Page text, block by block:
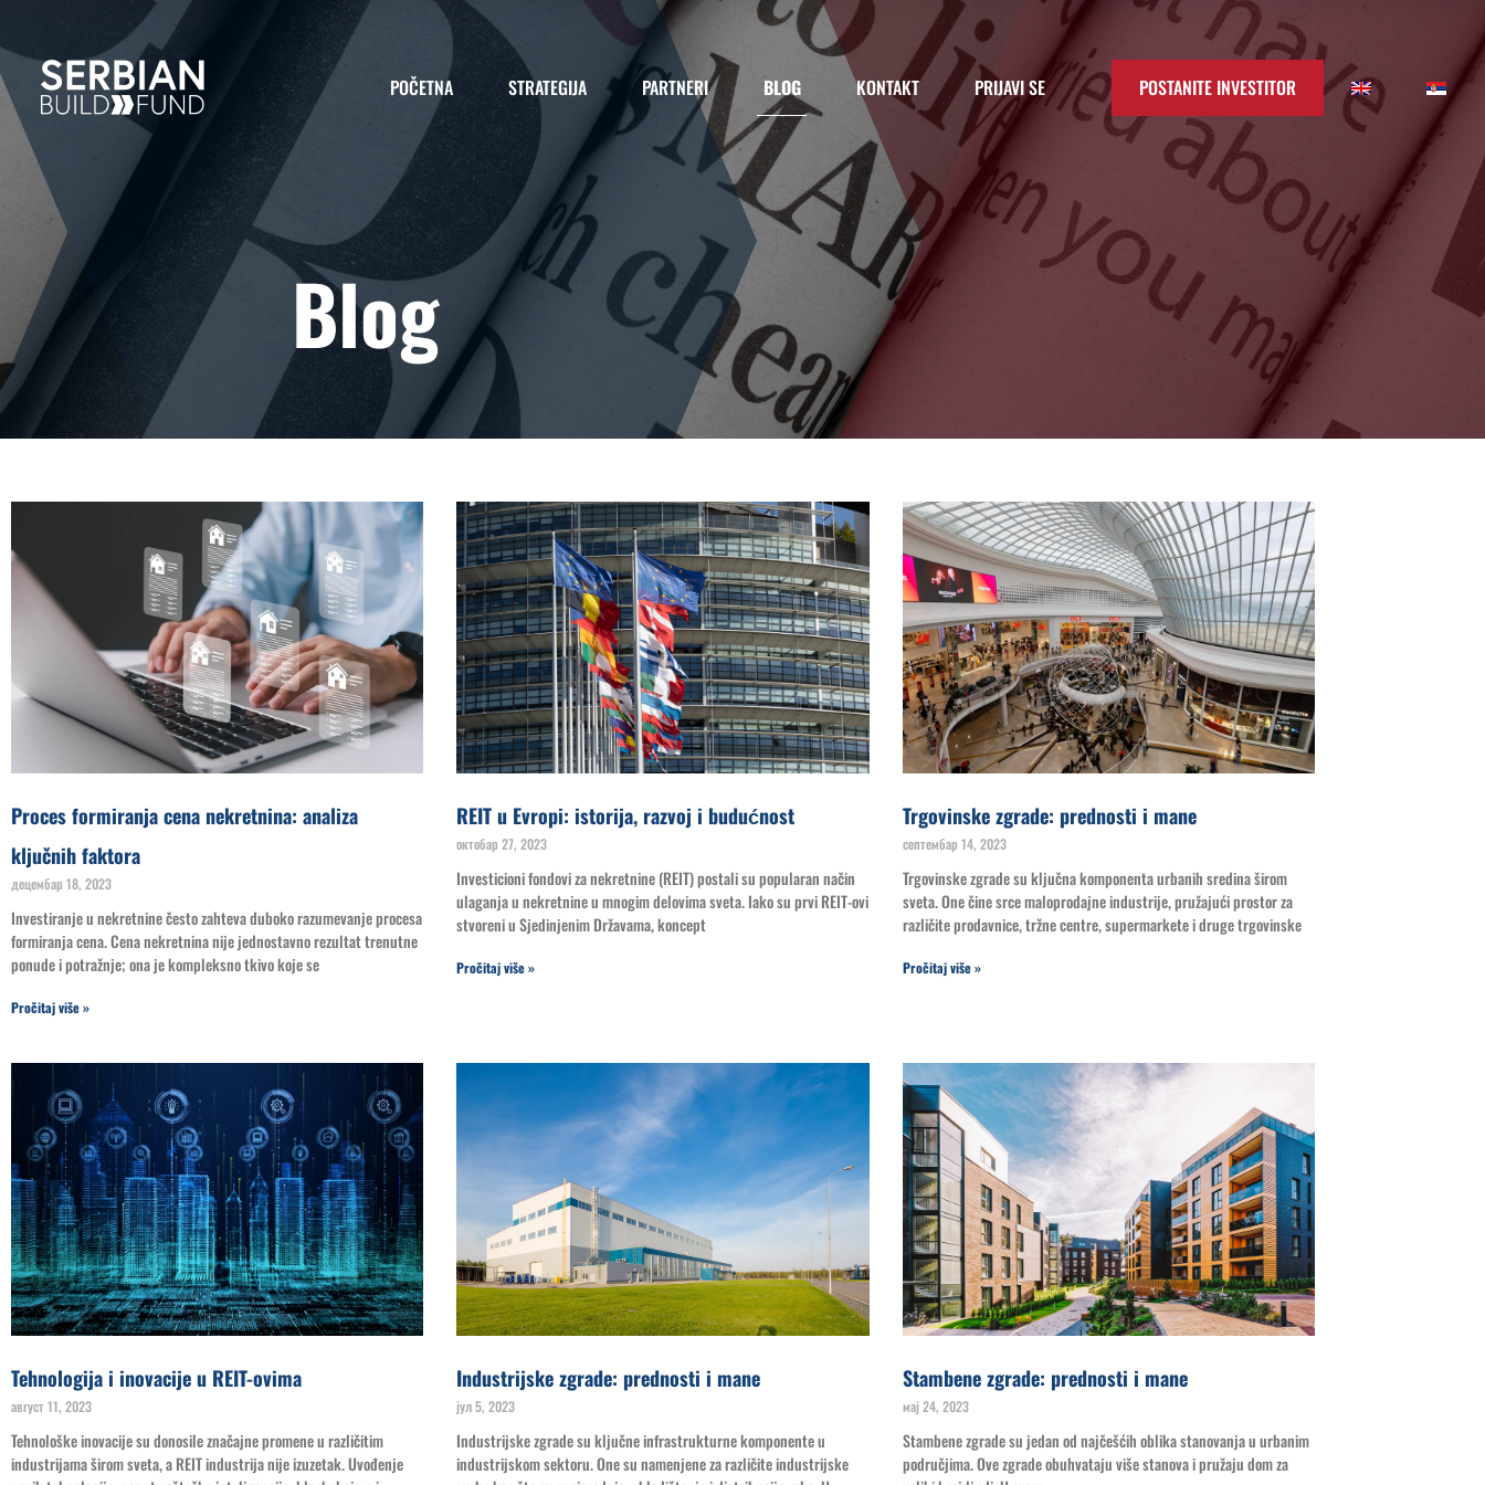
POČETNA STRATEGIJA PARTNERI BLOG KONTAKT PRIJAVI SE POSTANITE INVESTITOR
Blog
Proces formiranja cena nekretnina: analiza
ključnih faktora
децембар 18, 2023
Investiranje u nekretnine često zahteva duboko razumevanje procesa
formiranja cena. Cena nekretnina nije jednostavno rezultat trenutne
ponude i potražnje; ona je kompleksno tkivo koje se
Pročitaj više »
REIT u Evropi: istorija, razvoj i budućnost
октобар 27, 2023
Investicioni fondovi za nekretnine (REIT) postali su popularan način
ulaganja u nekretnine u mnogim delovima sveta. Iako su prvi REIT-ovi
stvoreni u Sjedinjenim Državama, koncept
Pročitaj više »
Trgovinske zgrade: prednosti i mane
септембар 14, 2023
Trgovinske zgrade su ključna komponenta urbanih sredina širom
sveta. One čine srce maloprodajne industrije, pružajući prostor za
različite prodavnice, tržne centre, supermarkete i druge trgovinske
Pročitaj više »
Tehnologija i inovacije u REIT-ovima
август 11, 2023
Tehnološke inovacije su donosile značajne promene u različitim
industrijama širom sveta, a REIT industrija nije izuzetak. Uvođenje
Industrijske zgrade: prednosti i mane
јул 5, 2023
Industrijske zgrade su ključne infrastrukturne komponente u
industrijskom sektoru. One su namenjene za različite industrijske
Stambene zgrade: prednosti i mane
мај 24, 2023
Stambene zgrade su jedan od najčešćih oblika stanovanja u urbanim
područjima. Ove zgrade obuhvataju više stanova i pružaju dom za